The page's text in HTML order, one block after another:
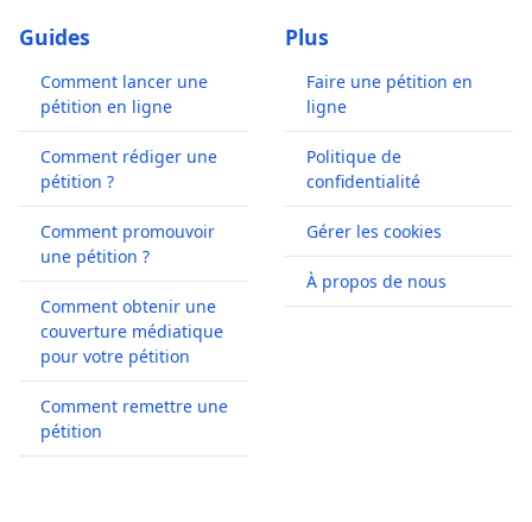
Guides
Comment lancer une
pétition en ligne
Comment rédiger une
pétition ?
Comment promouvoir
une pétition ?
Comment obtenir une
couverture médiatique
pour votre pétition
Comment remettre une
pétition
Plus
Faire une pétition en
ligne
Politique de
confidentialité
Gérer les cookies
À propos de nous